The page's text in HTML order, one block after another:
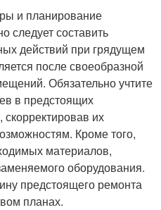
и планирование
следует составить
действий при грядущем
после своеобразной
Обязательно учтите
в предстоящих
скорректировав их
Кроме того,
материалов,
оборудования.
предстоящего ремонта
планах.